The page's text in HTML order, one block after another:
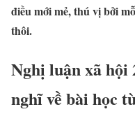
điều mới mẻ, thú vị bởi
thôi.
Nghị luận xã hội
nghĩ về bài học